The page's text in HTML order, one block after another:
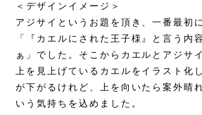
＜デザインイメージ＞
アジサイというお題を頂き、一番最初
「『カエルにされた王子様』と言う内
ぁ」でした。そこからカエルとアジサ
上を見上げているカエルをイラスト化
が下がるけれど、上を向いたら案外晴
いう気持ちを込めました。